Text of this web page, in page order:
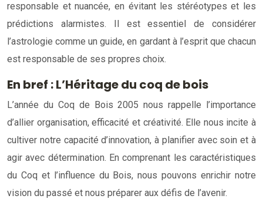
responsable et nuancée, en évitant les stéréotypes et les
prédictions alarmistes. Il est essentiel de considérer
l’astrologie comme un guide, en gardant à l’esprit que chacun
est responsable de ses propres choix.
En bref : L’Héritage du coq de bois
L’année du Coq de Bois 2005 nous rappelle l’importance
d’allier organisation, efficacité et créativité. Elle nous incite à
cultiver notre capacité d’innovation, à planifier avec soin et à
agir avec détermination. En comprenant les caractéristiques
du Coq et l’influence du Bois, nous pouvons enrichir notre
vision du passé et nous préparer aux défis de l’avenir.